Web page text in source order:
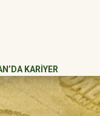
KARİYER